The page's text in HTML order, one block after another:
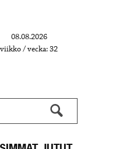
08.08.2026
viikko / vecka: 32